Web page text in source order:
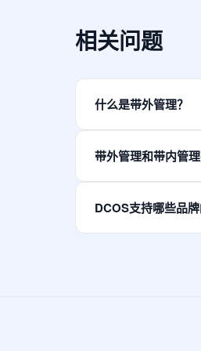
相关问题
什么是带外管理？
可远程访问和控制服
带外管理和带内管
DCOS支持哪些品牌